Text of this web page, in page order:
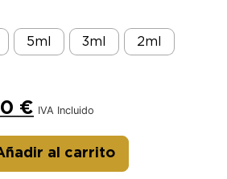
5ml 3ml 2ml
€ IVA Incluido
al carrito